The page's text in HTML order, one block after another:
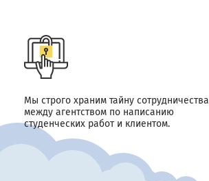
Мы строго храним тайну сотрудничества
между агентством по написанию
студенческих работ и клиентом.